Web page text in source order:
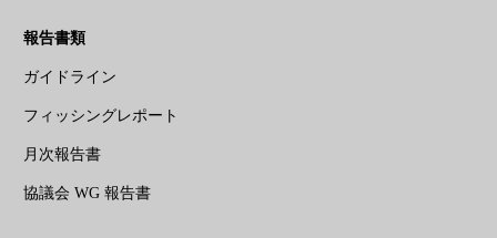
報告書類
ガイドライン
フィッシングレポート
月次報告書
協議会 WG 報告書